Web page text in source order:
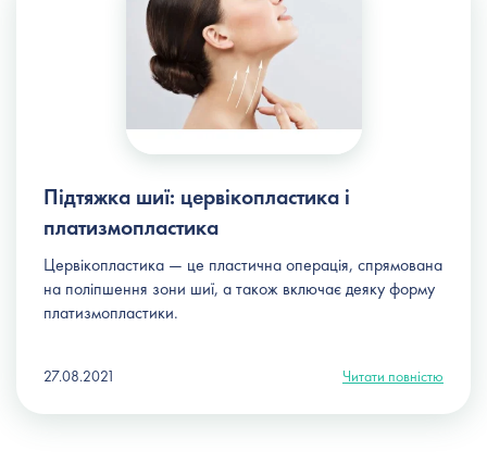
Підтяжка шиї: цервікопластика і
платизмопластика
Цервікопластика — це пластична операція, спрямована
на поліпшення зони шиї, а також включає деяку форму
платизмопластики.
27.08.2021 Читати повністю